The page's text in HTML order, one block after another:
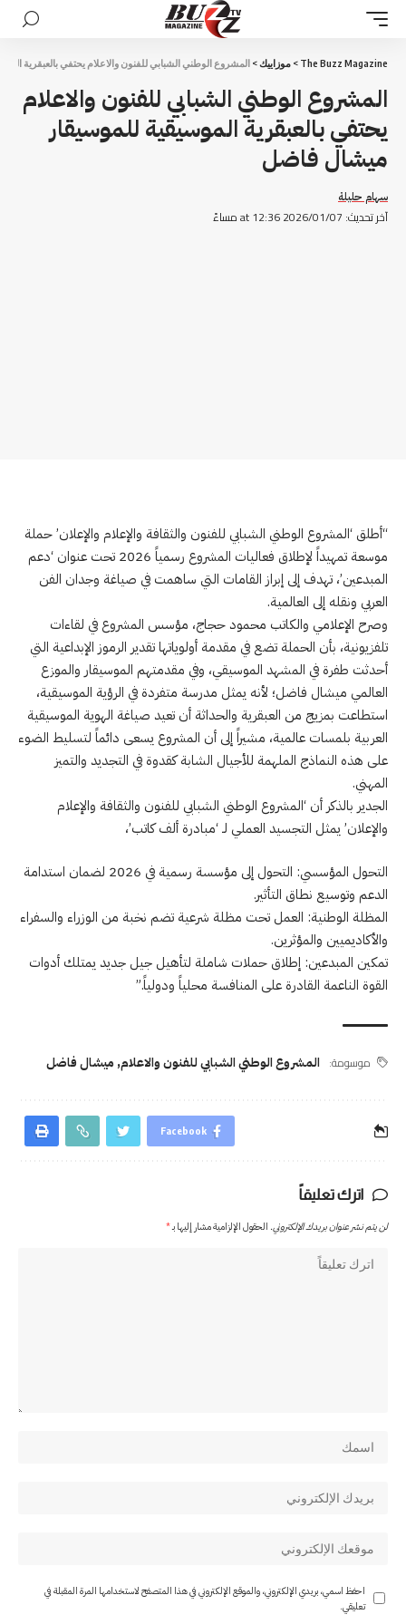
The Buzz Magazine
> موزاييك> المشروع الوطني الشبابي للفنون والاعلام يحتفي بالعبقرية
المشروع الوطني الشبابي للفنون والاعلام
يحتفي بالعبقرية الموسيقية للموسيقار
ميشال فاضل
آخر تحديث: 2026/01/07 at 12:36 مساءً
سهام حليلة
“أطلق ‘المشروع الوطني الشبابي للفنون والثقافة والإعلام والإعلان’ حملة
موسعة تمهيداً لإطلاق فعاليات المشروع رسمياً 2026 تحت عنوان ‘دعم
المبدعين’، تهدف إلى إبراز القامات التي ساهمت في صياغة وجدان الفن
العربي ونقله إلى العالمية.
وصرح الإعلامي والكاتب محمود حجاج، مؤسس المشروع في لقاءات
تلفزيونية، بأن الحملة تضع في مقدمة أولوياتها تقدير الرموز الإبداعية التي
أحدثت طفرة في المشهد الموسيقي، وفي مقدمتهم الموسيقار والموزع
العالمي ميشال فاضل؛ لأنه يمثل مدرسة متفردة في الرؤية الموسيقية،
استطاعت بمزيج من العبقرية والحداثة أن تعيد صياغة الهوية الموسيقية
العربية بلمسات عالمية، مشيراً إلى أن المشروع يسعى دائماً لتسليط الضوء
على هذه النماذج الملهمة للأجيال الشابة كقدوة في التجديد والتميز
المهني.
الجدير بالذكر أن ‘المشروع الوطني الشبابي للفنون والثقافة والإعلام
والإعلان’ يمثل التجسيد العملي لـ ‘مبادرة ألف كاتب’،
التحول المؤسسي: التحول إلى مؤسسة رسمية في 2026 لضمان استدامة
الدعم وتوسيع نطاق التأثير.
المظلة الوطنية: العمل تحت مظلة شرعية تضم نخبة من الوزراء والسفراء
والأكاديميين والمؤثرين.
تمكين المبدعين: إطلاق حملات شاملة لتأهيل جيل جديد يمتلك أدوات
القوة الناعمة القادرة على المنافسة محلياً ودولياً.”
موسومة: المشروع الوطني الشبابي للفنون والاعلام, ميشال فاضل
Facebook
اترك تعليقاً
لن يتم نشر عنوان بريدك الإلكتروني. الحقول الإلزامية مشار إليها بـ*
احفظ اسمي، بريدي الإلكتروني، والموقع الإلكتروني في هذا المتصفح لاستخدامها المرة المقبلة في
تعليقي.